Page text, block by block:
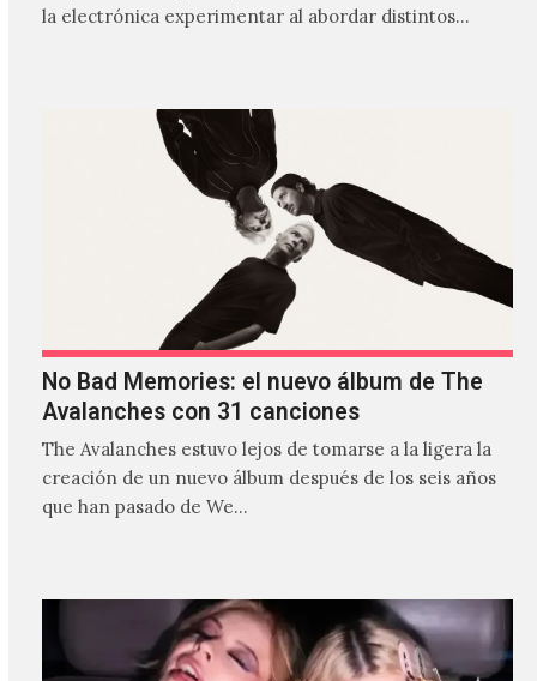
la electrónica experimentar al abordar distintos
No Bad Memories: el nuevo álbum de The
Avalanches con 31 canciones
The Avalanches estuvo lejos de tomarse a la ligera la
creación de un nuevo álbum después de los seis años
que han pasado de We…